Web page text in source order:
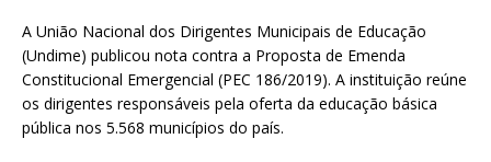
A União Nacional dos Dirigentes Municipais de Educação
(Undime) publicou nota contra a Proposta de Emenda
Constitucional Emergencial (PEC 186/2019). A instituição reúne
os dirigentes responsáveis pela oferta da educação básica
pública nos 5.568 municípios do país.